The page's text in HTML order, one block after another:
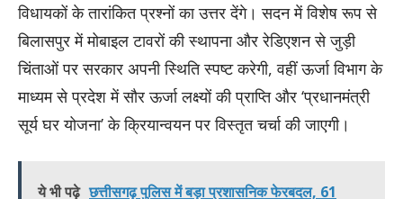
विधायकों के तारांकित प्रश्नों का उत्तर देंगे। सदन में विशेष रूप से
बिलासपुर में मोबाइल टावरों की स्थापना और रेडिएशन से जुड़ी
चिंताओं पर सरकार अपनी स्थिति स्पष्ट करेगी, वहीं ऊर्जा विभाग के
माध्यम से प्रदेश में सौर ऊर्जा लक्ष्यों की प्राप्ति और ‘प्रधानमंत्री
सूर्य घर योजना’ के क्रियान्वयन पर विस्तृत चर्चा की जाएगी।
ये भी पढ़े छत्तीसगढ़ पुलिस में बड़ा प्रशासनिक फेरबदल, 61